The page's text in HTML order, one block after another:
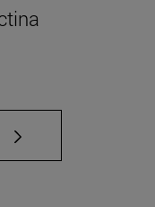
TAB para desplazarse.